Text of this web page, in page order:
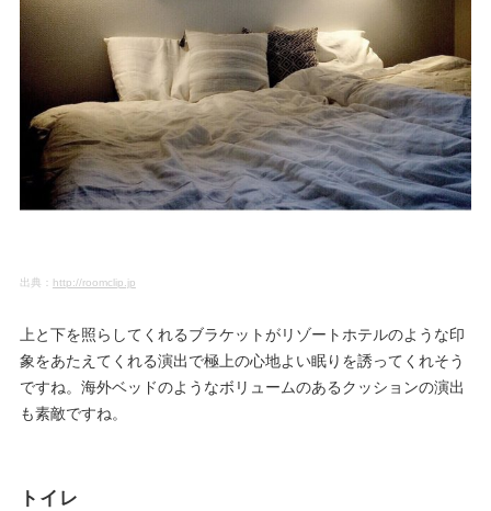
出典： http://roomclip.jp
上と下を照らしてくれるブラケットがリゾートホテルのような印
象をあたえてくれる演出で極上の心地よい眠りを誘ってくれそう
ですね。海外ベッドのようなボリュームのあるクッションの演出
も素敵ですね。
トイレ